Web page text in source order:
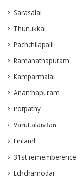
Sarasalai
Thunukkai
Pachchilapalli
Ramanathapuram
Kamparmalai
Ananthapuram
‎Potpathy
Vaṟuttalaiviḷāṉ
Finland
31st rememberence
Echchamodai